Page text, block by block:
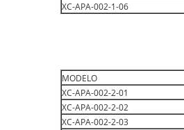
XC-APA-002-1-06
MODELO
XC-APA-002-2-01
XC-APA-002-2-02
XC-APA-002-2-03